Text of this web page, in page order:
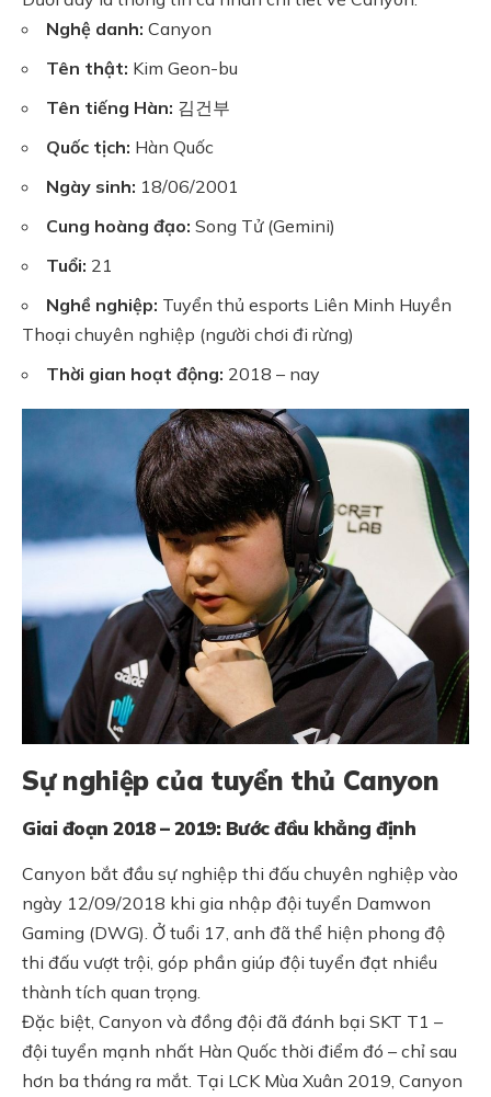
Nghệ danh: Canyon
Tên thật: Kim Geon-bu
Tên tiếng Hàn: 김건부
Quốc tịch: Hàn Quốc
Ngày sinh: 18/06/2001
Cung hoàng đạo: Song Tử (Gemini)
Tuổi: 21
Nghề nghiệp: Tuyển thủ esports Liên Minh Huyền
Thoại chuyên nghiệp (người chơi đi rừng)
Thời gian hoạt động: 2018 – nay
Sự nghiệp của tuyển thủ Canyon
Giai đoạn 2018 – 2019: Bước đầu khẳng định
Canyon bắt đầu sự nghiệp thi đấu chuyên nghiệp vào
ngày 12/09/2018 khi gia nhập đội tuyển Damwon
Gaming (DWG). Ở tuổi 17, anh đã thể hiện phong độ
thi đấu vượt trội, góp phần giúp đội tuyển đạt nhiều
thành tích quan trọng.
Đặc biệt, Canyon và đồng đội đã đánh bại SKT T1 –
đội tuyển mạnh nhất Hàn Quốc thời điểm đó – chỉ sau
hơn ba tháng ra mắt. Tại LCK Mùa Xuân 2019, Canyon